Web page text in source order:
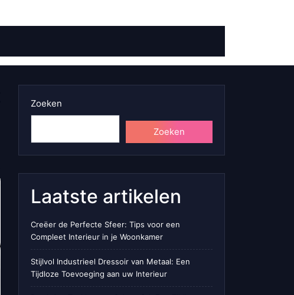
Zoeken
Zoeken
Laatste artikelen
Creëer de Perfecte Sfeer: Tips voor een
Compleet Interieur in je Woonkamer
Stijlvol Industrieel Dressoir van Metaal: Een
Tijdloze Toevoeging aan uw Interieur